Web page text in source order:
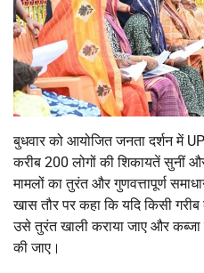
बुधवार को आयोजित जनता दर्शन में
करीब 200 लोगों की शिकायतें सुनीं और
मामलों का तुरंत और गुणवत्तापूर्ण
खास तौर पर कहा कि यदि किसी
उसे तुरंत खाली कराया जाए और
की जाए।